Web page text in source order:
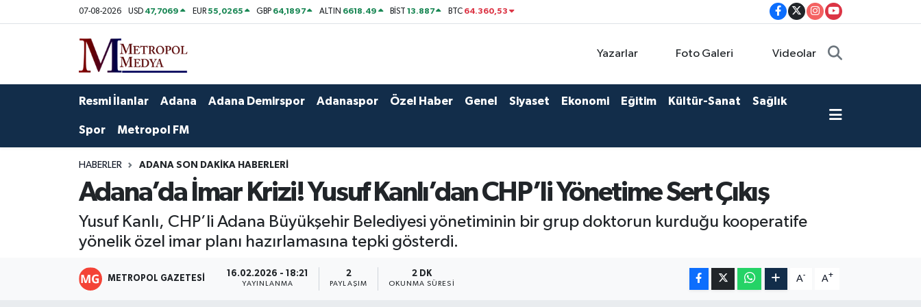
07-08-2026 USD 47,7069 EUR55,0265 GBP 64,1897 ALTIN 6618.49 BİST13.887 BTC 64.360,53
Yazarlar Foto Galeri Videolar
Resmi İlanlar Adana Adana Demirspor Adanaspor Özel Haber Genel Siyaset Ekonomi Eğitim Kültür-Sanat Sağlık
Spor Metropol FM
HABERLER ADANA SON DAKIKA HABERLERI
Adana’da İmar Krizi! Yusuf Kanlı’dan CHP’li Yönetime Sert Çıkış
Yusuf Kanlı, CHP’li Adana Büyükşehir Belediyesi yönetiminin bir grup doktorun kurduğu kooperatife
yönelik özel imar planı hazırlamasına tepki gösterdi.
METROPOL GAZETESI 16.02.2026 - 18:21
YAYINLANMA
2
PAYLAŞIM
2 DK
OKUNMA SÜRESI
A- A+
Ekonomi
Özel Haberler
Yerel Yönetim
Yazarlar
Foto Galeri
Seyhan Nöbetçi Eczaneler
Seyhan Hava Durumu
Tüm Manşetler
Son Dakika Haberleri